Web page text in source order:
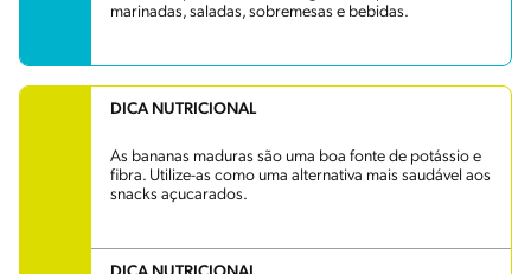
marinadas, saladas, sobremesas e bebidas.
DICA NUTRICIONAL
As bananas maduras são uma boa fonte de potássio e
fibra. Utilize-as como uma alternativa mais saudável aos
snacks açucarados.